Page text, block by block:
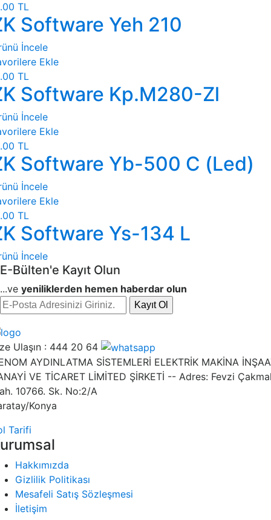
TL
Software Yeh 210
İncele
Ekle
TL
Software Kp.M280-Zl
İncele
Ekle
TL
Software Yb-500 C (Led)
İncele
Ekle
TL
Software Ys-134 L
İncele
E-Bülten'e Kayıt Olun
...ve yeniliklerden hemen haberdar olun
Kayıt Ol
Ulaşın : 444 20 64
AYDINLATMA SİSTEMLERİ ELEKTRİK MAKİNA
VE TİCARET LİMİTED ŞİRKETİ -- Adres: Fevzi
10766. Sk. No:2/A
Konya
Tarifi
Hakkımızda
Gizlilik Politikası
Mesafeli Satış Sözleşmesi
İletişim